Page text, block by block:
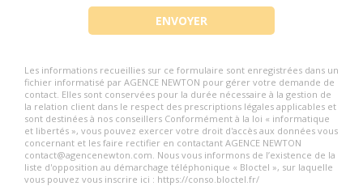
Les informations recueillies sur ce formulaire sont enregistrées dans un
fichier informatisé par AGENCE NEWTON pour gérer votre demande de
contact. Elles sont conservées pour la durée nécessaire à la gestion de
la relation client dans le respect des prescriptions légales applicables et
sont destinées à nos conseillers Conformément à la loi « informatique
et libertés », vous pouvez exercer votre droit d'accès aux données vous
concernant et les faire rectifier en contactant AGENCE NEWTON
contact@agencenewton.com. Nous vous informons de l’existence de la
liste d'opposition au démarchage téléphonique « Bloctel », sur laquelle
vous pouvez vous inscrire ici : https://conso.bloctel.fr/